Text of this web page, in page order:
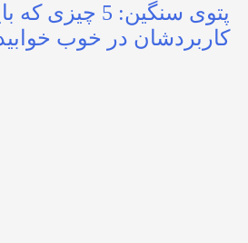
پتوی سنگین: 5
کاربردشان در خوب